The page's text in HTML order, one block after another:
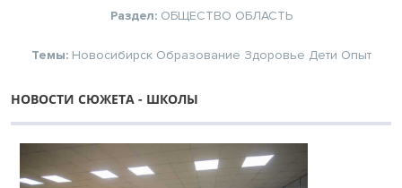
Раздел: ОБЩЕСТВО ОБЛАСТЬ
Темы: Новосибирск Образование Здоровье Дети Опыт
НОВОСТИ СЮЖЕТА - ШКОЛЫ